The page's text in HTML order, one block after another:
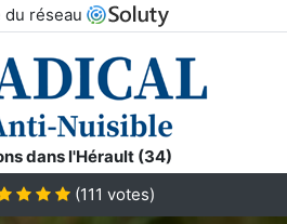
réseau
dans l'Hérault (34)
(111 votes)